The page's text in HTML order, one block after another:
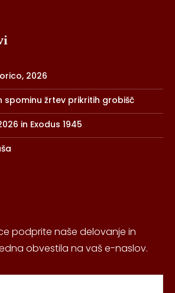
2026
spominu žrtev prikritih grobišč
in Exodus 1945
podprite naše delovanje in
obvestila na vaš e-naslov.